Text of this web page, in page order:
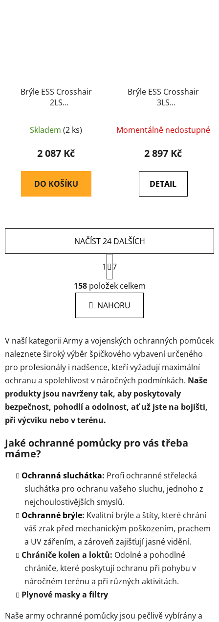
Brýle ESS Crosshair
2LS
(EE9014-04) - ESS
Skladem (2 ks)
2 087 Kč
DO KOŠÍKU
Brýle ESS Crosshair
3LS
(EE9014-05) - ESS
Momentálně nedostupné
2 897 Kč
DETAIL
O
v
l
á
d
c
í
p
r
v
k
y
p
i
u
NAČÍST 24 DALŠÍCH
S
t
r
á
n
k
n
í
1
7
158položek celkem
NAHORU
V naší kategorii Army a vojenských ochranných pomůcek
naleznete široký výběr špičkového vybavení určeného
pro profesionály i nadšence, kteří vyžadují maximální
ochranu a spolehlivost v náročných podmínkách. Naše
produkty jsou navrženy tak, aby poskytovaly
bezpečnost, pohodlí a odolnost, ať už jste na bojišti,
při výcviku nebo v terénu.
Jaké ochranné pomůcky pro vás třeba
máme?
Ochranná sluchátka: Profi ochranné střelecká
sluchátka pro ochranu vašeho sluchu, jednoho z
nejchoulostivějších smyslů.
Ochranné brýle: Kvalitní brýle a štíty, které chrání
váš zrak před mechanickým poškozením, prachem
a UV zářením, a zároveň zajišťují jasné vidění.
Chrániče kolen a loktů: Odolné a pohodlné
chrániče, které poskytují ochranu při pohybu v
náročném terénu a při různých aktivitách.
Plynové masky a filtry
Naše army ochranné pomůcky jsou pečlivě vybírány a